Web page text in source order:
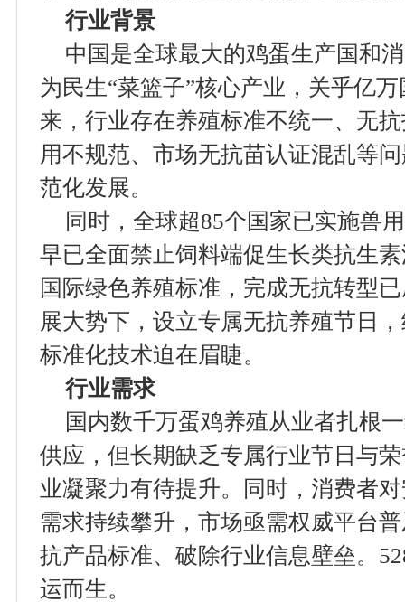
行业背景
中国是全球最大的鸡蛋生产国和
为民生“菜篮子”核心产业，关乎亿
来，行业存在养殖标准不统一、无
用不规范、市场无抗苗认证混乱等
范化发展。
同时，全球超85个国家已实施兽
早已全面禁止饲料端促生长类抗生
国际绿色养殖标准，完成无抗转型
展大势下，设立专属无抗养殖节日
标准化技术迫在眉睫。
行业需求
国内数千万蛋鸡养殖从业者扎根
供应，但长期缺乏专属行业节日与
业凝聚力有待提升。同时，消费者
需求持续攀升，市场亟需权威平台
抗产品标准、破除行业信息壁垒。
运而生。